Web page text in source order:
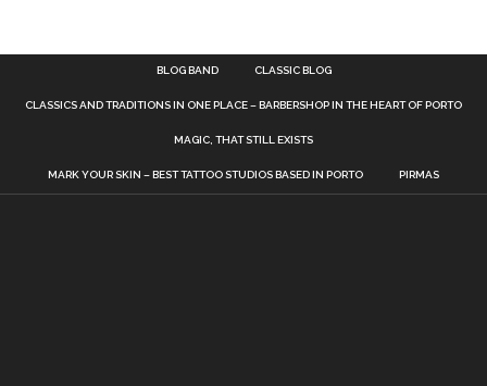
BLOG BAND CLASSIC BLOG
CLASSICS AND TRADITIONS IN ONE PLACE – BARBERSHOP IN THE HEART OF PORTO
MAGIC, THAT STILL EXISTS
MARK YOUR SKIN – BEST TATTOO STUDIOS BASED IN PORTO PIRMAS